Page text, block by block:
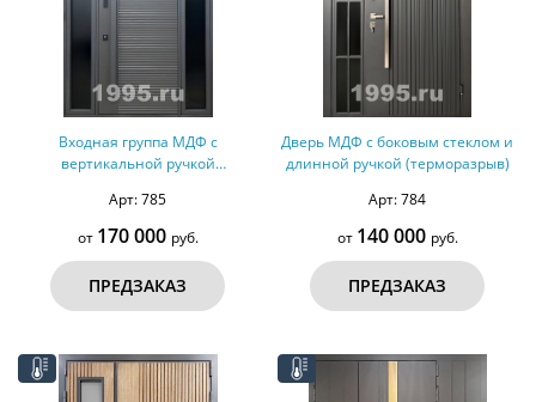
Входная группа МДФ с
вертикальной ручкой
Арт: 785
от 170 000 руб.
ПРЕДЗАКАЗ
Дверь МДФ с боковым стеклом и
длинной ручкой (терморазрыв)
Арт: 784
от 140 000 руб.
ПРЕДЗАКАЗ